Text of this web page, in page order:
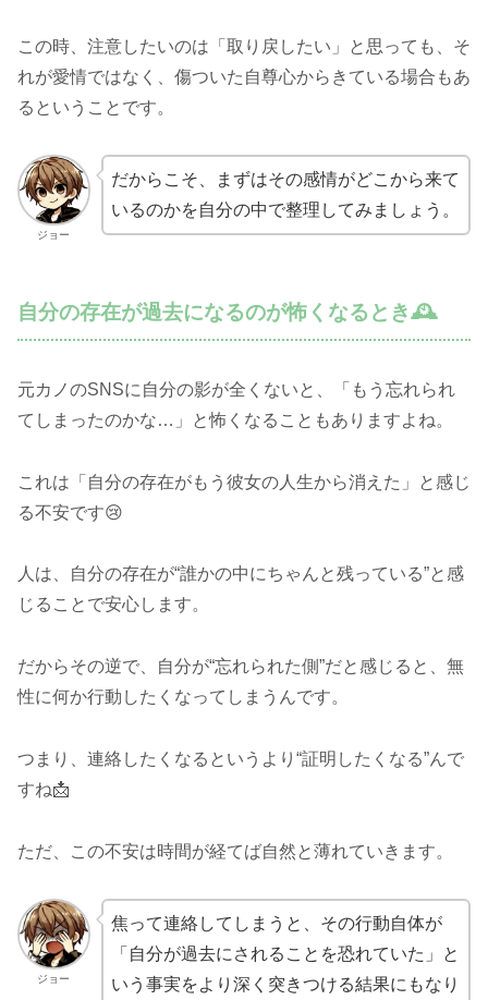
この時、注意したいのは「取り戻したい」と思っても、そ
れが愛情ではなく、傷ついた自尊心からきている場合もあ
るということです。
ジョー
だからこそ、まずはその感情がどこから来て
いるのかを自分の中で整理してみましょう。
自分の存在が過去になるのが怖くなるとき🕰️
元カノのSNSに自分の影が全くないと、「もう忘れられ
てしまったのかな…」と怖くなることもありますよね。
これは「自分の存在がもう彼女の人生から消えた」と感じ
る不安です😢
人は、自分の存在が“誰かの中にちゃんと残っている”と感
じることで安心します。
だからその逆で、自分が“忘れられた側”だと感じると、無
性に何か行動したくなってしまうんです。
つまり、連絡したくなるというより“証明したくなる”んで
すね📩
ただ、この不安は時間が経てば自然と薄れていきます。
ジョー
焦って連絡してしまうと、その行動自体が
「自分が過去にされることを恐れていた」と
いう事実をより深く突きつける結果にもなり